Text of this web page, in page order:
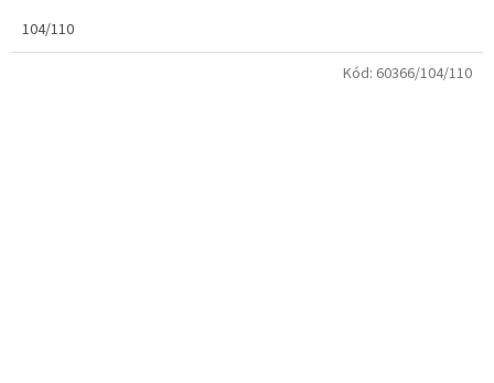
104/110
Kód: 60366/104/110